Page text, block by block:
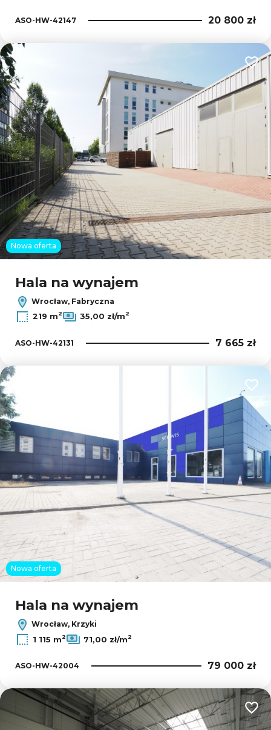
ASO-HW-42147 20 800 zł
Nowa oferta
Hala na wynajem
Wrocław, Fabryczna
219 m2 35,00 zł/m2
ASO-HW-42131 7 665 zł
Nowa oferta
Hala na wynajem
Wrocław, Krzyki
1 115 m2 71,00 zł/m2
ASO-HW-42004 79 000 zł